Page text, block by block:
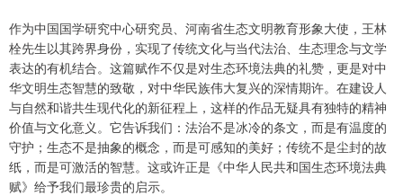
作为中国国学研究中心研究员、河南省生态文明教育形象大使，王林
栓先生以其跨界身份，实现了传统文化与当代法治、生态理念与文学
表达的有机结合。这篇赋作不仅是对生态环境法典的礼赞，更是对中
华文明生态智慧的致敬，对中华民族伟大复兴的深情期许。在建设人
与自然和谐共生现代化的新征程上，这样的作品无疑具有独特的精神
价值与文化意义。它告诉我们：法治不是冰冷的条文，而是有温度的
守护；生态不是抽象的概念，而是可感知的美好；传统不是尘封的故
纸，而是可激活的智慧。这或许正是《中华人民共和国生态环境法典
赋》给予我们最珍贵的启示。